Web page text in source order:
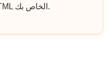
للحصول على ملف HTML الخاص بك.